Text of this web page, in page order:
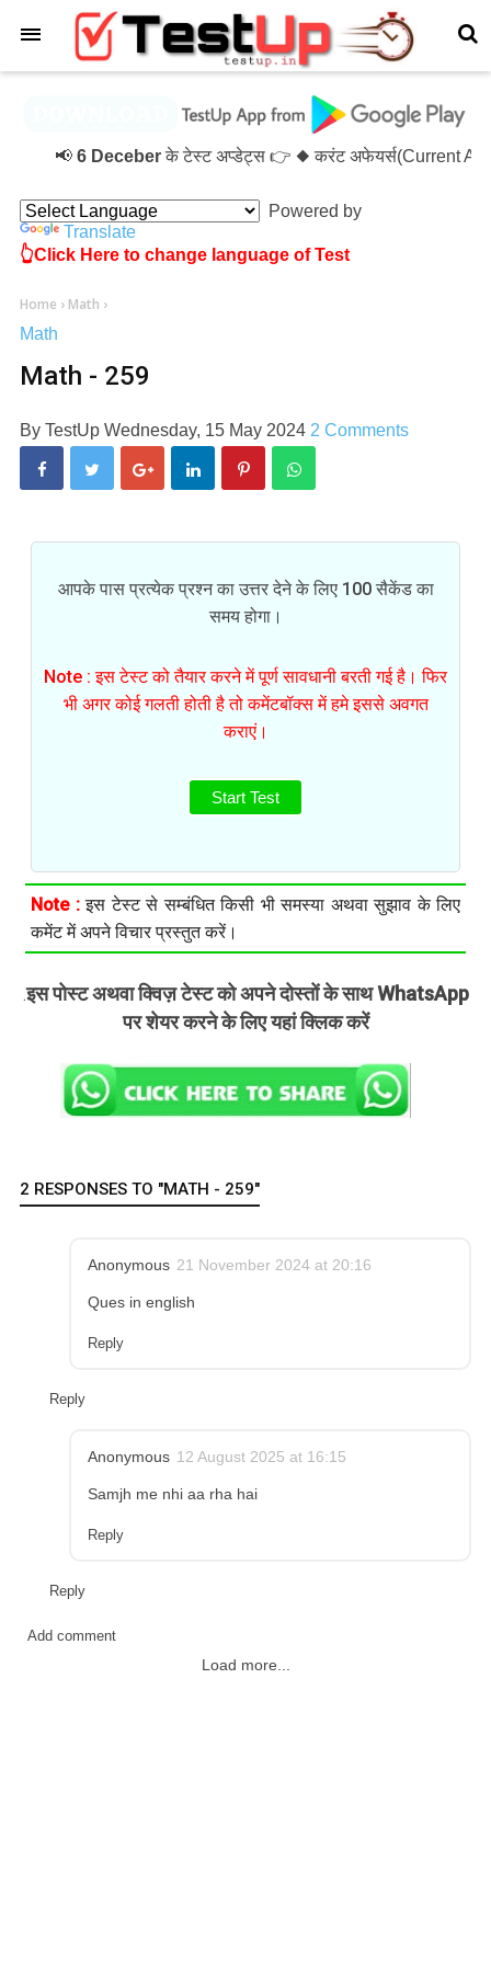
6 Deceberके टेस्ट अप्डेट्स 👉 ◆ करंट अफेयर्स(Current
Powered by
Translate
👆Click Here to change language of Test
Home › Math ›
Math
Math - 259
By TestUp Wednesday, 15 May 2024 2 Comments
आपके पास प्रत्येक प्रश्न का उत्तर देने के लिए 100 सैकेंड का
समय होगा।
Note : इस टेस्ट को तैयार करने में पूर्ण सावधानी बरती गई है। फिर
भी अगर कोई गलती होती है तो कमेंटबॉक्स में हमे इससे अवगत
कराएं।
Start Test
Note :इस टेस्ट से सम्बंधित किसी भी समस्या अथवा सुझाव के लिए
कमेंट में अपने विचार प्रस्तुत करें।
.इस पोस्ट अथवा क्विज़ टेस्ट को अपने दोस्तों के साथ WhatsApp
पर शेयर करने के लिए यहां क्लिक करें
2 RESPONSES TO "MATH - 259"
Anonymous 21 November 2024 at 20:16
Ques in english
Reply
Reply
Anonymous 12 August 2025 at 16:15
Samjh me nhi aa rha hai
Reply
Reply
Add comment
Load more...